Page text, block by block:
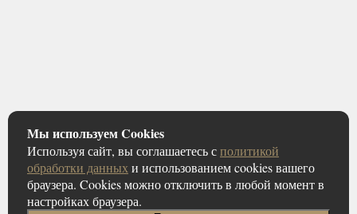
Мы используем Cookies
Используя сайт, вы соглашаетесь сполитикой
обработки данных и использованием cookies вашего
браузера. Cookies можно отключить в любой момент в
настройках браузера.